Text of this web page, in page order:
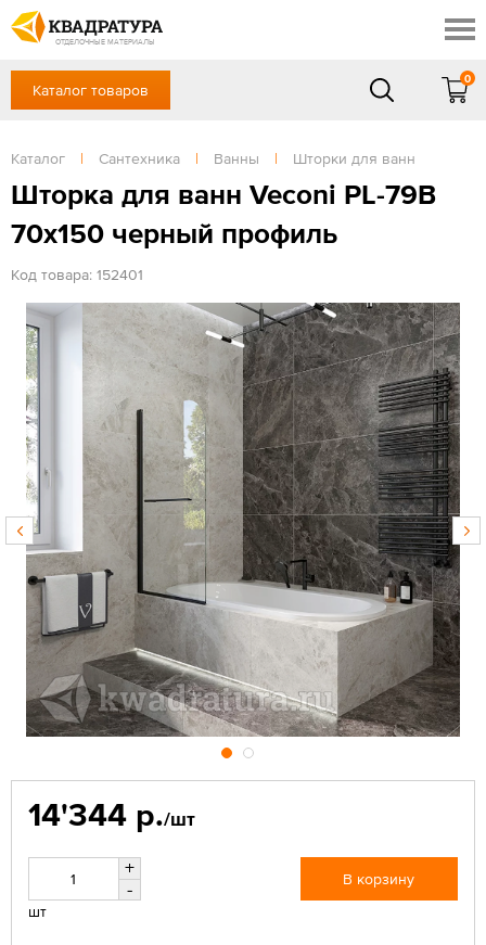
ОТДЕЛОЧНЫЕ МАТЕРИАЛЫ
Профи
Контакты
Доставка и оплата
Выставочный зал
Готовые решения
Отзывы
+7 (861) 217-94-70
Сб, Вс — выходной
ЗАКАЗАТЬ ЗВОНОК
Вход / Регистрация
Каталог товаров
0
Каталог | Сантехника | Ванны | Шторки для ванн
Шторка для ванн Veconi PL-79B
70x150 черный профиль
Код товара: 152401
14'344 р./шт
+
-
шт
В корзину